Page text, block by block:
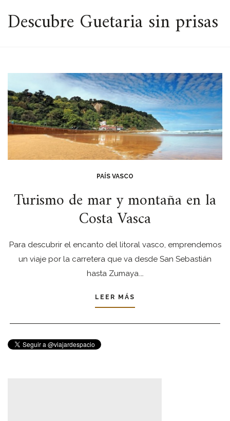
ESPACIO
Descubre Guetaria sin prisas
PAÍS VASCO
Turismo de mar y montaña en la
Costa Vasca
Para descubrir el encanto del litoral vasco, emprendemos
un viaje por la carretera que va desde San Sebastián
hasta Zumaya.…
LEER MÁS